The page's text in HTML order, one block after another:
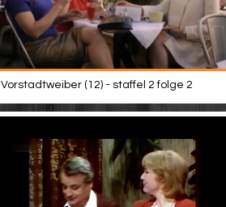
Vorstadtweiber (12) - staffel 2 folge 2